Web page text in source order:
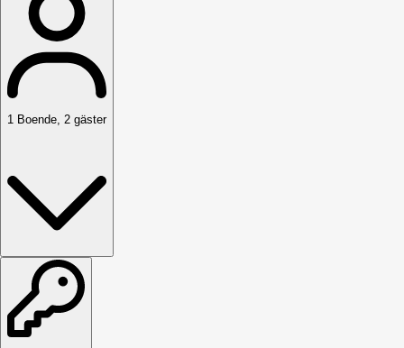
1 Boende, 2 gäster